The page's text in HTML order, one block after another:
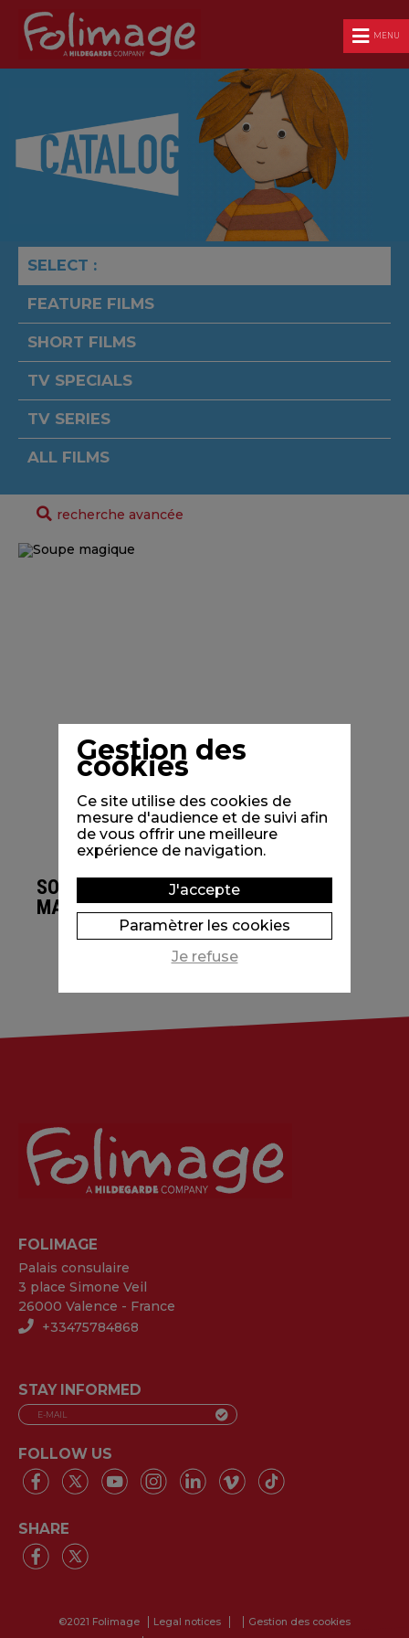
MENU
SELECT :
FEATURE FILMS
SHORT FILMS
TV SPECIALS
TV SERIES
ALL FILMS
recherche avancée
SOUPE
MAGIQUE
FOLIMAGE
Palais consulaire
3 place Simone Veil
26000 Valence - France
+33475784868
STAY INFORMED
FOLLOW US
SHARE
©2021 Folimage Legal notices
Gestion des cookies
Gestion des
cookies
Ce site utilise des cookies de
mesure d'audience et de suivi afin
de vous offrir une meilleure
expérience de navigation.
J'accepte
Paramètrer les cookies
Je refuse